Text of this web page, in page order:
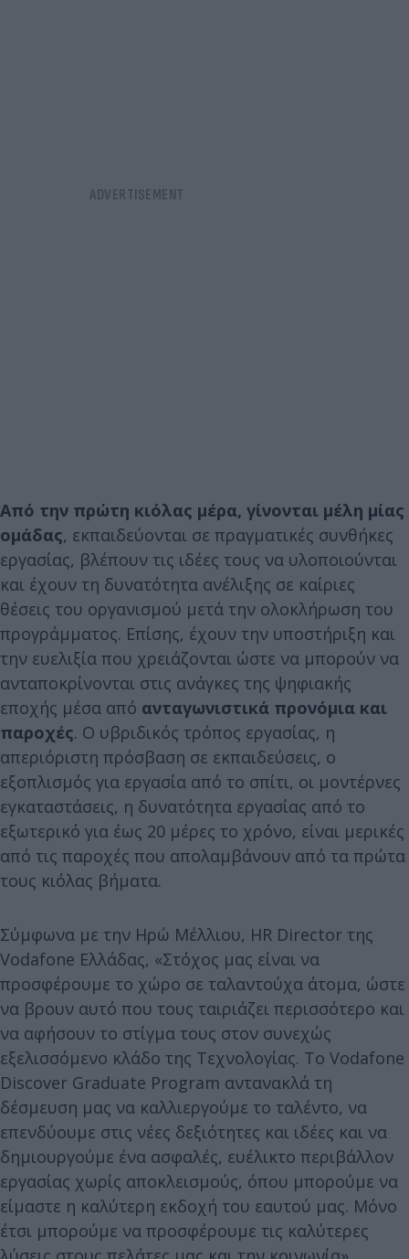
Από την πρώτη κιόλας μέρα, γίνονται μέλη μίας
ομάδας, εκπαιδεύονται σε πραγματικές συνθήκες
εργασίας, βλέπουν τις ιδέες τους να υλοποιούνται
και έχουν τη δυνατότητα ανέλιξης σε καίριες
θέσεις του οργανισμού μετά την ολοκλήρωση του
προγράμματος. Επίσης, έχουν την υποστήριξη και
την ευελιξία που χρειάζονται ώστε να μπορούν να
ανταποκρίνονται στις ανάγκες της ψηφιακής
εποχής μέσα από ανταγωνιστικά προνόμια και
παροχές. Ο υβριδικός τρόπος εργασίας, η
απεριόριστη πρόσβαση σε εκπαιδεύσεις, ο
εξοπλισμός για εργασία από το σπίτι, οι μοντέρνες
εγκαταστάσεις, η δυνατότητα εργασίας από το
εξωτερικό για έως 20 μέρες το χρόνο, είναι μερικές
από τις παροχές που απολαμβάνουν από τα πρώτα
τους κιόλας βήματα.
Σύμφωνα με την Ηρώ Μέλλιου, HR Director της
Vodafone Ελλάδας, «Στόχος μας είναι να
προσφέρουμε το χώρο σε ταλαντούχα άτομα, ώστε
να βρουν αυτό που τους ταιριάζει περισσότερο και
να αφήσουν το στίγμα τους στον συνεχώς
εξελισσόμενο κλάδο της Τεχνολογίας. Το Vodafone
Discover Graduate Program αντανακλά τη
δέσμευση μας να καλλιεργούμε το ταλέντο, να
επενδύουμε στις νέες δεξιότητες και ιδέες και να
δημιουργούμε ένα ασφαλές, ευέλικτο περιβάλλον
εργασίας χωρίς αποκλεισμούς, όπου μπορούμε να
είμαστε η καλύτερη εκδοχή του εαυτού μας. Μόνο
έτσι μπορούμε να προσφέρουμε τις καλύτερες